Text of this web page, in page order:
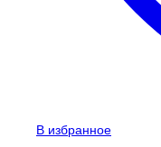
В избранное